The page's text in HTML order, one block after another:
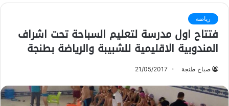
رياضة
فتتاح اول مدرسة لتعليم السباحة تحت اشراف
المندوبية الاقليمية للشبيبة والرياضة بطنجة
صباح طنجة 21/05/2017